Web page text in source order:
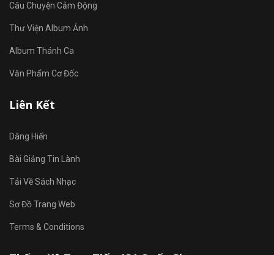
Câu Chuyện Cảm Động
Thư Viện Album Ảnh
Album Thánh Ca
Văn Phẩm Cơ Đốc
Liên Kết
Dâng Hiến
Bài Giảng Tin Lành
Tải Về Sách Nhạc
Sơ Đồ Trang Web
Terms & Conditions